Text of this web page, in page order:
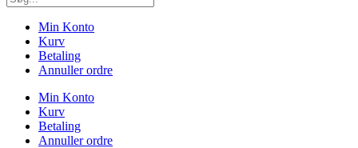
Min Konto
Kurv
Betaling
Annuller ordre
Min Konto
Kurv
Betaling
Annuller ordre